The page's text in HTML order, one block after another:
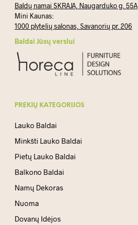
Baldų namai SKRAJA, Naugarduko g. 55A
Mini Kaunas:
1000 plytelių salonas, Savanorių pr. 206
Baldai Jūsų verslui
PREKIŲ KATEGORIJOS
Lauko Baldai
Minkšti Lauko Baldai
Pietų Lauko Baldai
Balkono Baldai
Namų Dekoras
Nuoma
Dovanų Idėjos